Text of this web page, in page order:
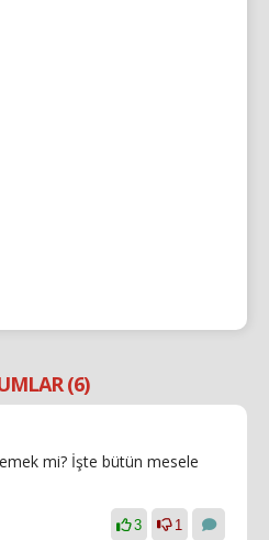
(6)
mi? İşte bütün mesele
3 1